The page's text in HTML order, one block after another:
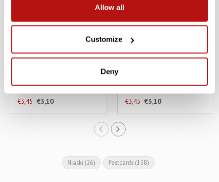
Allow all
Customize
Deny
Niaski - Meowseum,
€3,45 €3,10
Niaski - The Great
€3,45 €3,10
Niaski (26) Postcards (138)